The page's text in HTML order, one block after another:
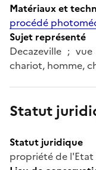
Matériaux et
procédé
Sujet représenté
Decazeville ;
chariot, homme,
Statut
Statut juridique
propriété de l'Etat